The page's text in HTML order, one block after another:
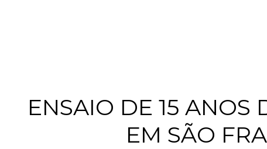
ENSAIO DE 15
EM SÃO